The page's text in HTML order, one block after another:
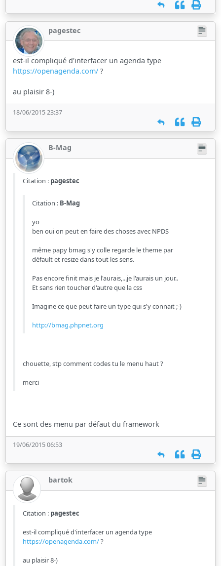
pagestec
est-il compliqué d'interfacer un agenda type
https://openagenda.com/ ?
au plaisir 8-)
18/06/2015 23:37
B-Mag
Citation : pagestec
Citation : B-Mag
yo
ben oui on peut en faire des choses avec NPDS
même papy bmag s'y colle regarde le theme par
défault et resize dans tout les sens.
Pas encore finit mais je l'aurais,...je l'aurais un jour..
Et sans rien toucher d'autre que la css
Imagine ce que peut faire un type qui s'y connait ;-)
http://bmag.phpnet.org
chouette, stp comment codes tu le menu haut ?
merci
Ce sont des menu par défaut du framework
19/06/2015 06:53
bartok
Citation : pagestec
est-il compliqué d'interfacer un agenda type
https://openagenda.com/?
au plaisir 8-)